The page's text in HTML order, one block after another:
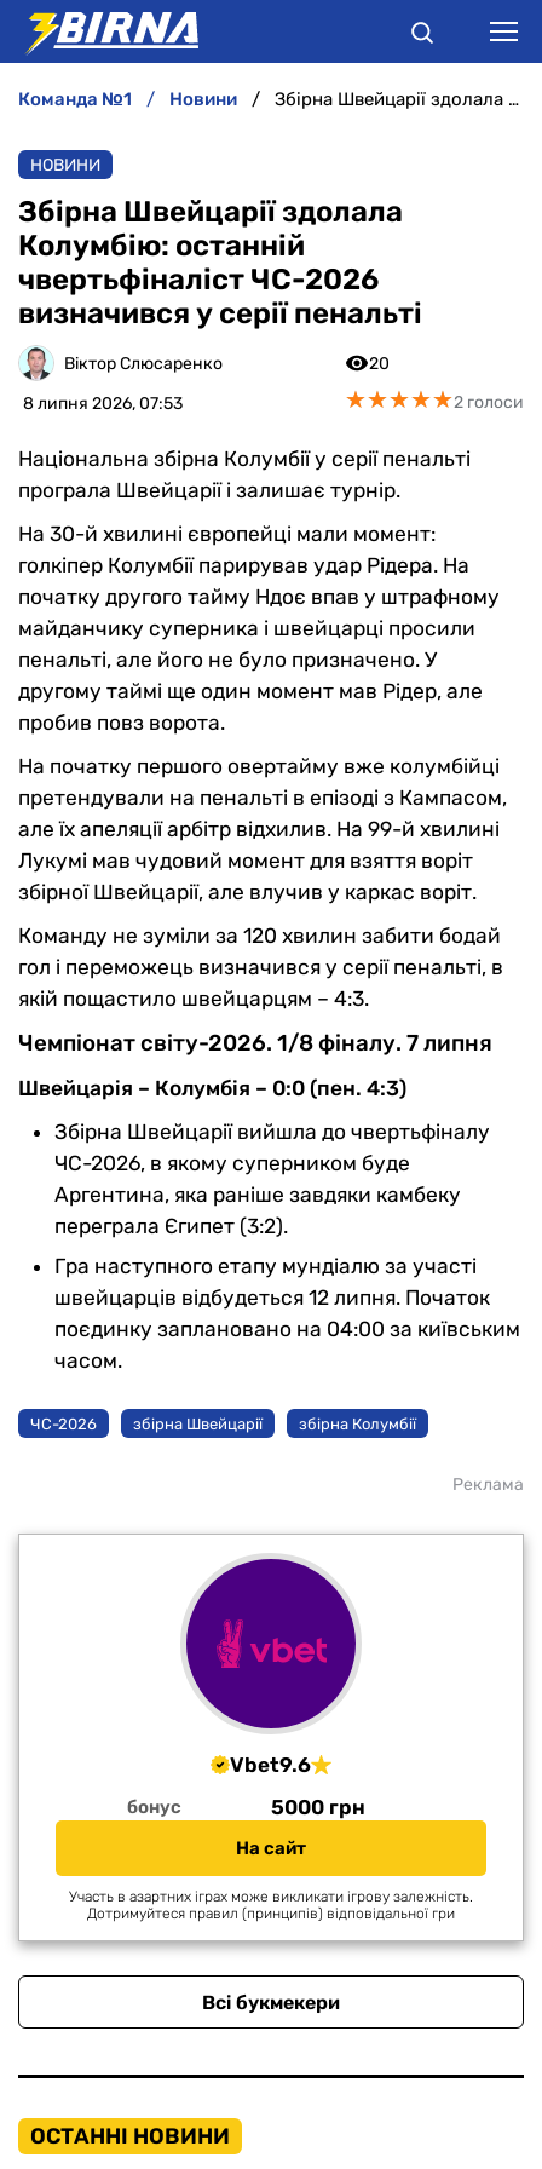
АНАЛІТИКА
ІНТЕРВ'Ю
РІЗНЕ
БУКМЕКЕРИ
команда №1 новини Збірна Швейцарії здолала Колумбію: останній чвертьфіналіст ЧС-2026 визначився у серії пенальті
НОВИНИ
Збірна Швейцарії здолала
Колумбію: останній
чвертьфіналіст ЧС-2026
визначився у серії пенальті
Віктор Слюсаренко
8 липня 2026, 07:53
20
★★★★★
★★★★★2 голоси
Національна збірна Колумбії у серії пенальті
програла Швейцарії і залишає турнір.
На 30-й хвилині європейці мали момент:
голкіпер Колумбії парирував удар Рідера. На
початку другого тайму Ндоє впав у штрафному
майданчику суперника і швейцарці просили
пенальті, але його не було призначено. У
другому таймі ще один момент мав Рідер, але
пробив повз ворота.
На початку першого овертайму вже колумбійці
претендували на пенальті в епізоді з Кампасом,
але їх апеляції арбітр відхилив. На 99-й хвилині
Лукумі мав чудовий момент для взяття воріт
збірної Швейцарії, але влучив у каркас воріт.
Команду не зуміли за 120 хвилин забити бодай
гол і переможець визначився у серії пенальті, в
якій пощастило швейцарцям – 4:3.
Чемпіонат світу-2026. 1/8 фіналу. 7 липня
Швейцарія – Колумбія – 0:0 (пен. 4:3)
Збірна Швейцарії вийшла до чвертьфіналу
ЧС-2026, в якому суперником буде
Аргентина, яка раніше завдяки камбеку
переграла Єгипет (3:2).
Гра наступного етапу мундіалю за участі
швейцарців відбудеться 12 липня. Початок
поєдинку заплановано на 04:00 за київським
часом.
ЧС-2026 збірна Швейцарії збірна Колумбії
Реклама
Vbet9.6
бонус 5000 грн
На сайт
Участь в азартних іграх може викликати ігрову залежність.
Дотримуйтеся правил (принципів) відповідальної гри
Всі букмекери
ОСТАННІ НОВИНИ